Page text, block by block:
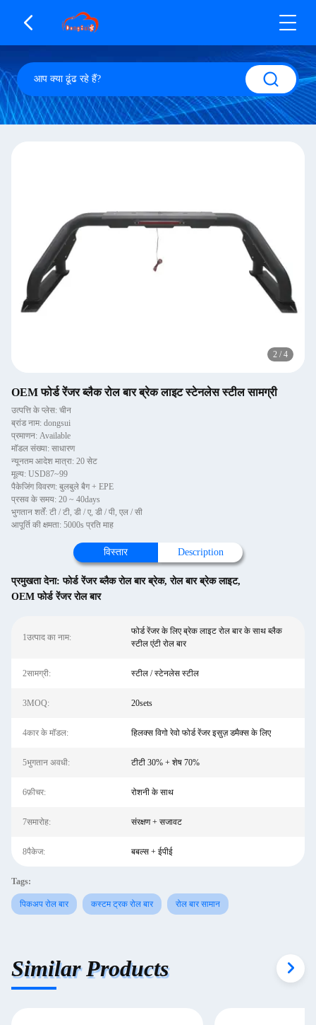
2 / 4
OEM फोर्ड रेंजर ब्लैक रोल बार ब्रेक लाइट स्टेनलेस स्टील सामग्री
उत्पत्ति के प्लेस: चीन
ब्रांड नाम: dongsui
प्रमाणन: Available
मॉडल संख्या: साधारण
न्यूनतम आदेश मात्रा: 20 सेट
मूल्य: USD87~99
पैकेजिंग विवरण: बुलबुले बैग + EPE
प्रसव के समय: 20 ~ 40days
भुगतान शर्तें: टी / टी, डी / ए, डी / पी, एल / सी
आपूर्ति की क्षमता: 5000s प्रति माह
विस्तार Description
प्रमुखता देना:फोर्ड रेंजर ब्लैक रोल बार ब्रेक,रोल बार ब्रेक लाइट,
OEM फोर्ड रेंजर रोल बार
1उत्पाद का नाम:
फोर्ड रेंजर के लिए ब्रेक लाइट रोल बार के साथ ब्लैक
स्टील एंटी रोल बार
2सामग्री: स्टील / स्टेनलेस स्टील
3MOQ: 20sets
4कार के मॉडल: हिलक्स विगो रेवो फोर्ड रेंजर इसुज़ डमैक्स के लिए
5भुगतान अवधी: टीटी 30% + शेष 70%
6फ़ीचर: रोशनी के साथ
7समारोह: संरक्षण + सजावट
8पैकेज: बबल्स + ईपीई
Tags:
पिकअप रोल बार कस्टम ट्रक रोल बार रोल बार सामान
Similar Products